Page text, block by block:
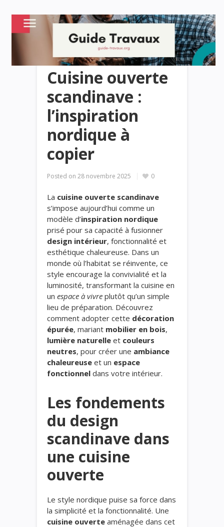
Cuisine ouverte
scandinave :
l’inspiration
nordique à
copier
Posted on 28 novembre 2025 0
La cuisine ouverte scandinave
s’impose aujourd’hui comme un
modèle d’inspiration nordique
prisé pour sa capacité à fusionner
design intérieur, fonctionnalité et
esthétique chaleureuse. Dans un
monde où l’habitat se réinvente, ce
style encourage la convivialité et la
luminosité, transformant la cuisine en
un espace à vivre plutôt qu’un simple
lieu de préparation. Découvrez
comment adopter cette décoration
épurée, mariant mobilier en bois,
lumière naturelle et couleurs
neutres, pour créer une ambiance
chaleureuse et un espace
fonctionnel dans votre intérieur.
Les fondements
du design
scandinave dans
une cuisine
ouverte
Le style nordique puise sa force dans
la simplicité et la fonctionnalité. Une
cuisine ouverte aménagée dans cet